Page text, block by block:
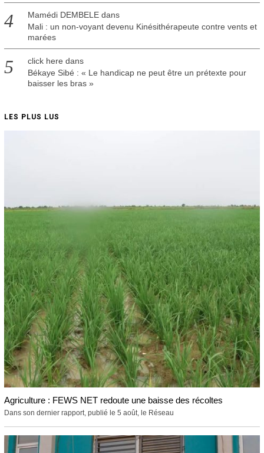
Mamédi DEMBELEdans
Mali : un non-voyant devenu Kinésithérapeute contre vents et
marées
click here dans
Békaye Sibé : « Le handicap ne peut être un prétexte pour
baisser les bras »
LES PLUS LUS
Agriculture : FEWS NET redoute une baisse des récoltes
Dans son dernier rapport, publié le 5 août, le Réseau